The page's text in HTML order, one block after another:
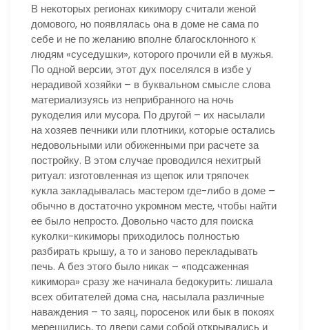
В некоторых регионах кикимору считали женой
домового, но появлялась она в доме не сама по
себе и не по желанию вполне благосклонного к
людям «суседушки», которого прочили ей в мужья.
По одной версии, этот дух поселялся в избе у
нерадивой хозяйки – в буквальном смысле слова
материализуясь из неприбранного на ночь
рукоделия или мусора. По другой – их насылали
на хозяев печники или плотники, которые остались
недовольными или обиженными при расчете за
постройку. В этом случае проводился нехитрый
ритуал: изготовленная из щепок или тряпочек
кукла закладывалась мастером где-либо в доме –
обычно в достаточно укромном месте, чтобы найти
ее было непросто. Довольно часто для поиска
куколки-кикиморы приходилось полностью
разбирать крышу, а то и заново перекладывать
печь. А без этого было никак – «подсаженная
кикимора» сразу же начинала бедокурить: лишала
всех обитателей дома сна, насылала различные
наваждения – то заяц, поросенок или бык в покоях
мерещились, то двери сами собой открывались и